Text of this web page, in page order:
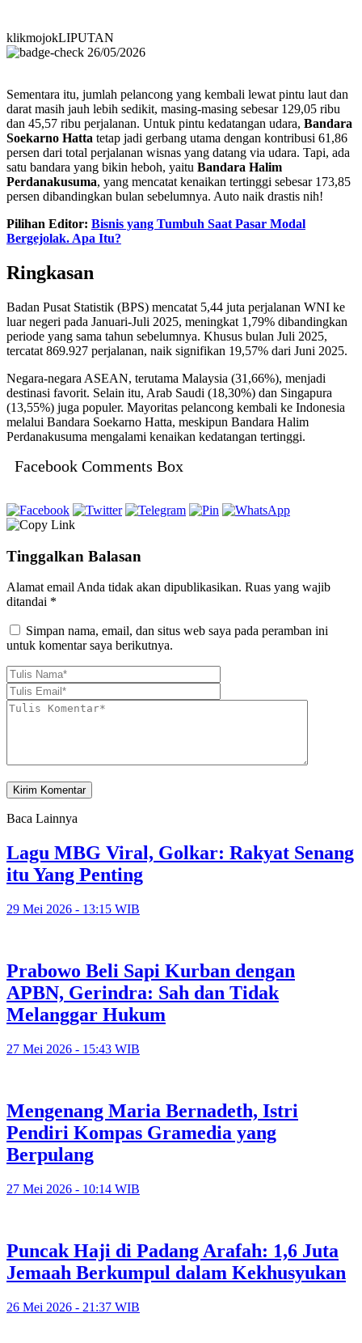
klikmojokLIPUTAN
26/05/2026
Sementara itu, jumlah pelancong yang kembali lewat pintu laut dan
darat masih jauh lebih sedikit, masing-masing sebesar 129,05 ribu
dan 45,57 ribu perjalanan. Untuk pintu kedatangan udara, Bandara
Soekarno Hatta tetap jadi gerbang utama dengan kontribusi 61,86
persen dari total perjalanan wisnas yang datang via udara. Tapi, ada
satu bandara yang bikin heboh, yaitu Bandara Halim
Perdanakusuma, yang mencatat kenaikan tertinggi sebesar 173,85
persen dibandingkan bulan sebelumnya. Auto naik drastis nih!
Pilihan Editor: Bisnis yang Tumbuh Saat Pasar Modal
Bergejolak. Apa Itu?
Ringkasan
Badan Pusat Statistik (BPS) mencatat 5,44 juta perjalanan WNI ke
luar negeri pada Januari-Juli 2025, meningkat 1,79% dibandingkan
periode yang sama tahun sebelumnya. Khusus bulan Juli 2025,
tercatat 869.927 perjalanan, naik signifikan 19,57% dari Juni 2025.
Negara-negara ASEAN, terutama Malaysia (31,66%), menjadi
destinasi favorit. Selain itu, Arab Saudi (18,30%) dan Singapura
(13,55%) juga populer. Mayoritas pelancong kembali ke Indonesia
melalui Bandara Soekarno Hatta, meskipun Bandara Halim
Perdanakusuma mengalami kenaikan kedatangan tertinggi.
Facebook Comments Box
Tinggalkan Balasan
Alamat email Anda tidak akan dipublikasikan. Ruas yang wajib
ditandai *
Simpan nama, email, dan situs web saya pada peramban ini
untuk komentar saya berikutnya.
Baca Lainnya
Lagu MBG Viral, Golkar: Rakyat Senang
itu Yang Penting
29 Mei 2026 - 13:15 WIB
Prabowo Beli Sapi Kurban dengan
APBN, Gerindra: Sah dan Tidak
Melanggar Hukum
27 Mei 2026 - 15:43 WIB
Mengenang Maria Bernadeth, Istri
Pendiri Kompas Gramedia yang
Berpulang
27 Mei 2026 - 10:14 WIB
Puncak Haji di Padang Arafah: 1,6 Juta
Jemaah Berkumpul dalam Kekhusyukan
26 Mei 2026 - 21:37 WIB